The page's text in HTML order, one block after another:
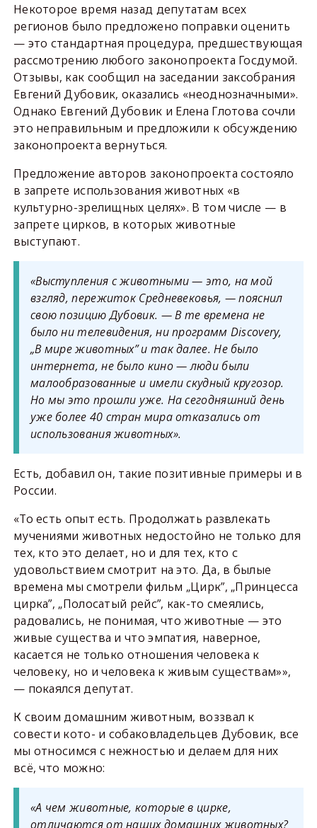
Некоторое время назад депутатам всех
регионов было предложено поправки оценить
— это стандартная процедура, предшествующая
рассмотрению любого законопроекта Госдумой.
Отзывы, как сообщил на заседании заксобрания
Евгений Дубовик, оказались «неоднозначными».
Однако Евгений Дубовик и Елена Глотова сочли
это неправильным и предложили к обсуждению
законопроекта вернуться.
Предложение авторов законопроекта состояло
в запрете использования животных «в
культурно-зрелищных целях». В том числе — в
запрете цирков, в которых животные
выступают.
«Выступления с животными — это, на мой
взгляд, пережиток Средневековья, — пояснил
свою позицию Дубовик. — В те времена не
было ни телевидения, ни программ Discovery,
„В мире животных” и так далее. Не было
интернета, не было кино — люди были
малообразованные и имели скудный кругозор.
Но мы это прошли уже. На сегодняшний день
уже более 40 стран мира отказались от
использования животных».
Есть, добавил он, такие позитивные примеры и в
России.
«То есть опыт есть. Продолжать развлекать
мучениями животных недостойно не только для
тех, кто это делает, но и для тех, кто с
удовольствием смотрит на это. Да, в былые
времена мы смотрели фильм „Цирк”, „Принцесса
цирка”, „Полосатый рейс”, как-то смеялись,
радовались, не понимая, что животные — это
живые существа и что эмпатия, наверное,
касается не только отношения человека к
человеку, но и человека к живым существам»»,
— покаялся депутат.
К своим домашним животным, воззвал к
совести кото- и собаковладельцев Дубовик, все
мы относимся с нежностью и делаем для них
всё, что можно:
«А чем животные, которые в цирке,
отличаются от наших домашних животных?